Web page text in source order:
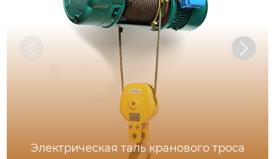
Электрическая таль кранового троса